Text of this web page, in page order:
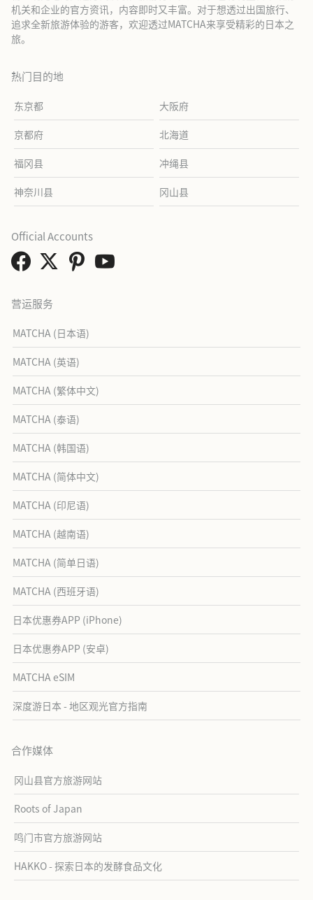
机关和企业的官方资讯，内容即时又丰富。对于想透过出国旅行、
追求全新旅游体验的游客，欢迎透过MATCHA来享受精彩的日本之
旅。
热门目的地
东京都 大阪府
京都府 北海道
福冈县 冲绳县
神奈川县 冈山县
营运服务
MATCHA (日本语)
MATCHA (英语)
MATCHA (繁体中文)
MATCHA (泰语)
MATCHA (韩国语)
MATCHA (简体中文)
MATCHA (印尼语)
MATCHA (越南语)
MATCHA (简单日语)
MATCHA (西班牙语)
日本优惠券APP (iPhone)
日本优惠券APP (安卓)
MATCHA eSIM
深度游日本 - 地区观光官方指南
合作媒体
冈山县官方旅游网站
Roots of Japan
鸣门市官方旅游网站
HAKKO - 探索日本的发酵食品文化
Official Accounts